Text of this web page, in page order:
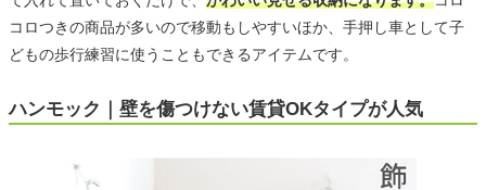
コロつきの商品が多いので移動もしやすいほか、手押し車として子
どもの歩行練習に使うこともできるアイテムです。
ハンモック｜壁を傷つけない賃貸OKタイプが人気